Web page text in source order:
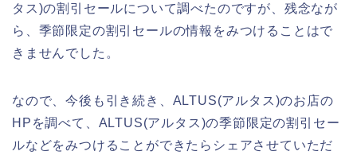
タス)の割引セールについて調べたのですが、残念なが
ら、季節限定の割引セールの情報をみつけることはで
きませんでした。
なので、今後も引き続き、ALTUS(アルタス)のお店の
HPを調べて、ALTUS(アルタス)の季節限定の割引セー
ルなどをみつけることができたらシェアさせていただ